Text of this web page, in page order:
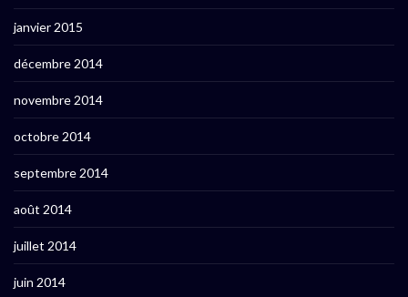
janvier 2015
décembre 2014
novembre 2014
octobre 2014
septembre 2014
août 2014
juillet 2014
juin 2014